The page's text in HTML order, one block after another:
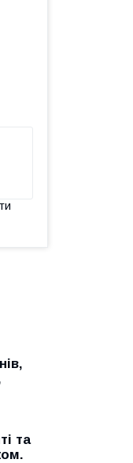
та